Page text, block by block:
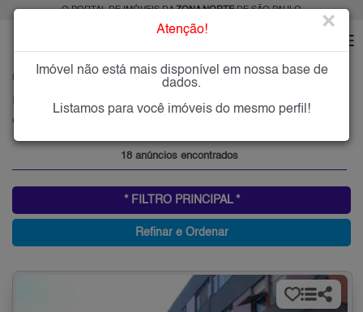
O PORTAL DE IMÓVEIS DAZONA NORTEDE SÃO PAULO
GUAPIRA
Imóveis à Venda na Guapira, Zona Norte de São Paulo
Guapira, Zona Norte
18 anúncios encontrados
* FILTRO PRINCIPAL *
Refinar e Ordenar
Atenção! ×
Imóvel não está mais disponível em nossa base de
dados.
Listamos para você imóveis do mesmo perfil!